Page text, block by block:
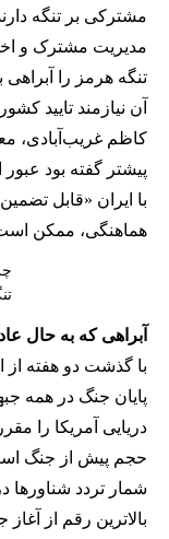
مدیریت مشترک و اخذ
تنگه هرمز را آبراهی
آن نیازمند تایید
کاظم غریب‌آبادی،
پیشتر گفته بود
با ایران «قابل
هماهنگی، ممکن
آبراهی که به حال
پایان جنگ در همه
دریایی آمریکا را
حجم پیش از جنگ
بالاترین رقم از